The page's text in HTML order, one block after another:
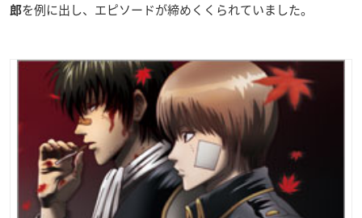
郎を例に出し、エピソードが締めくくられていました。